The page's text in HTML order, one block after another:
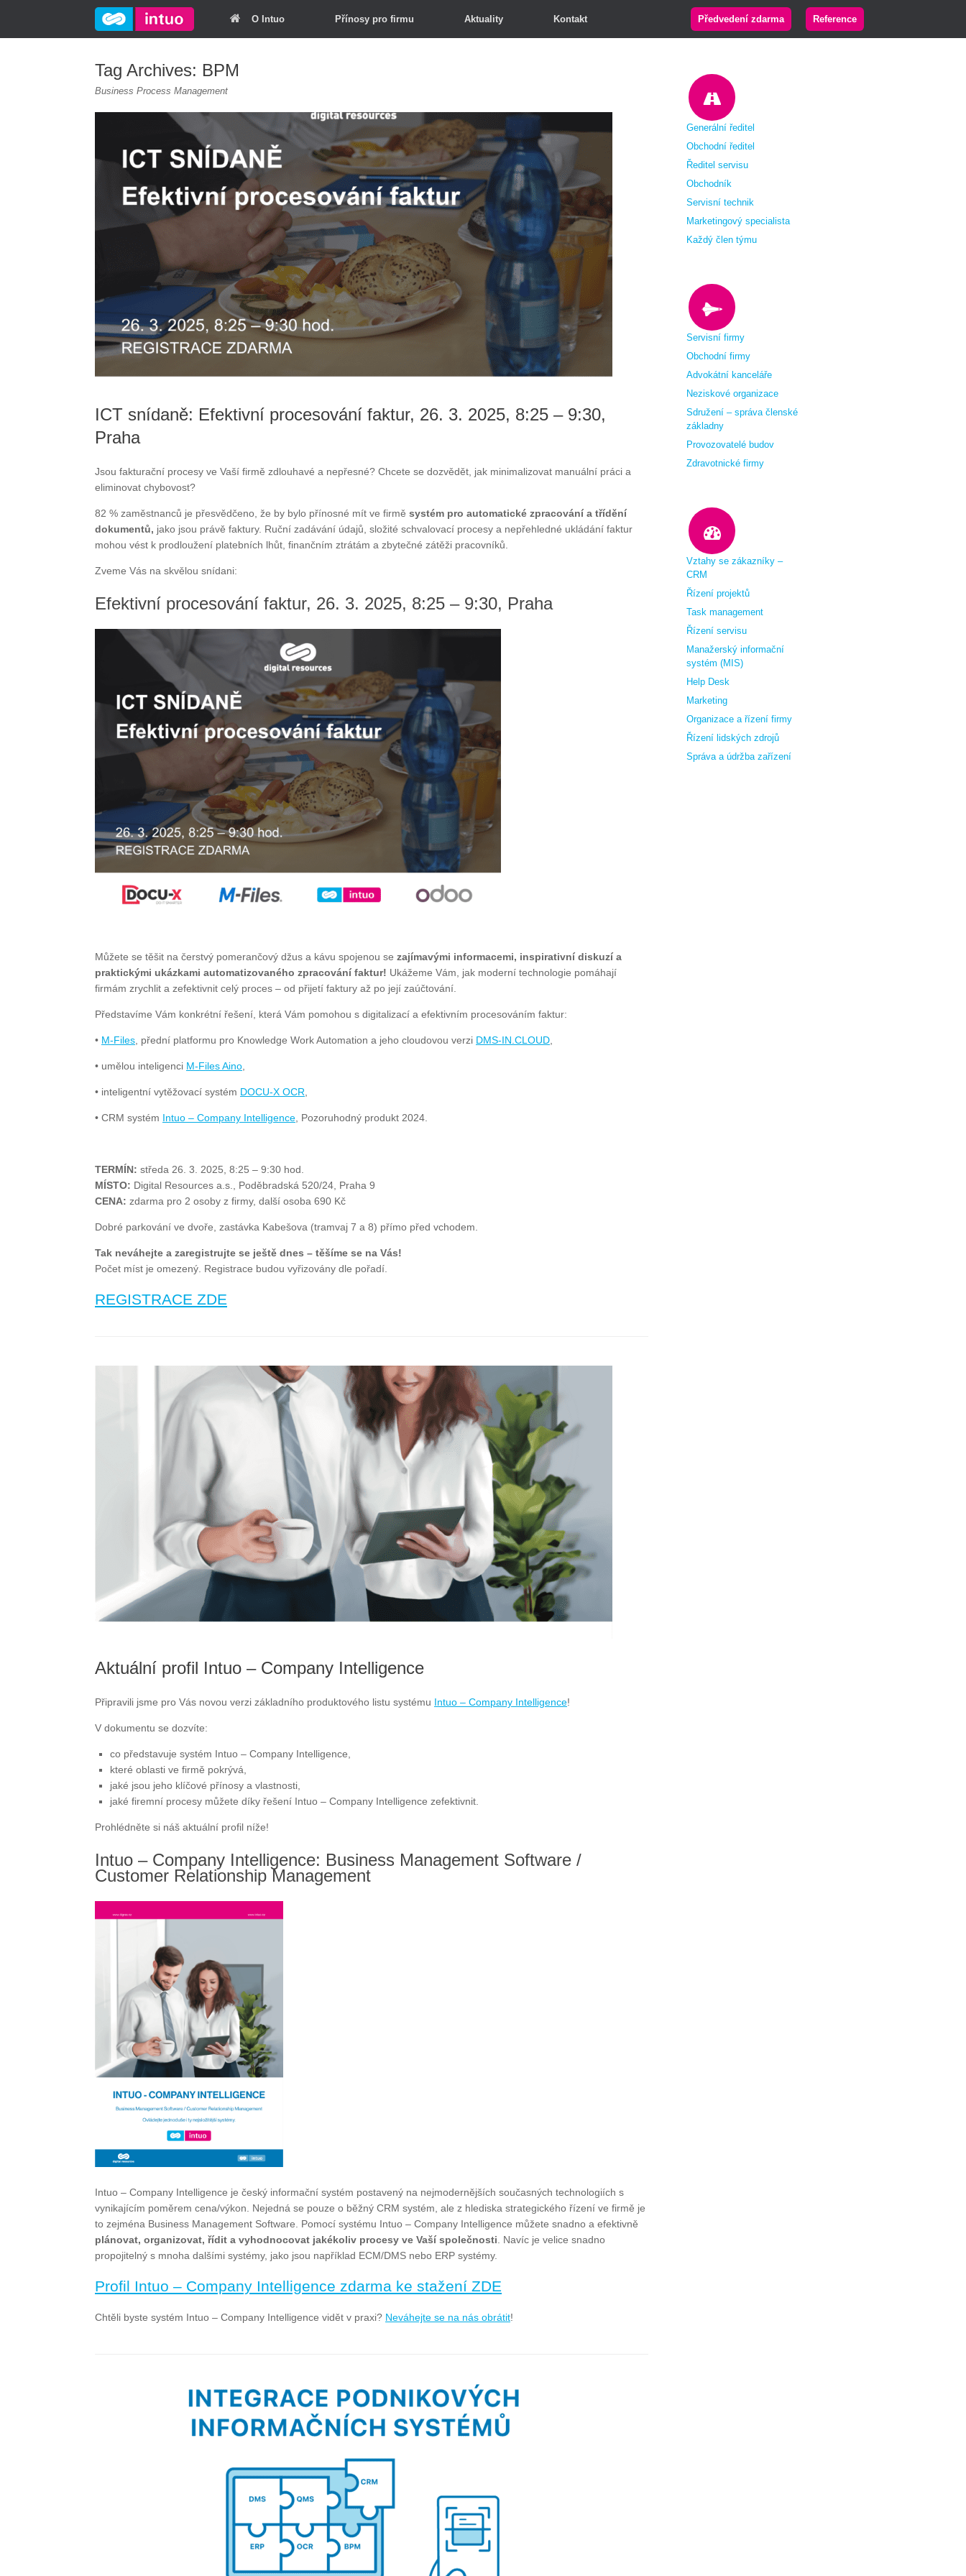
O Intuo Přínosy pro firmu Aktuality Kontakt Reference
Předvedení zdarma
Tag Archives: BPM
Business Process Management
ICT snídaně: Efektivní procesování faktur, 26. 3. 2025, 8:25 – 9:30,
Praha
Jsou fakturační procesy ve Vaší firmě zdlouhavé a nepřesné? Chcete se dozvědět, jak minimalizovat manuální práci a
eliminovat chybovost?
82 % zaměstnanců je přesvědčeno, že by bylo přínosné mít ve firmě systém pro automatické zpracování a třídění
dokumentů, jako jsou právě faktury. Ruční zadávání údajů, složité schvalovací procesy a nepřehledné ukládání faktur
mohou vést k prodloužení platebních lhůt, finančním ztrátám a zbytečné zátěži pracovníků.
Zveme Vás na skvělou snídani:
Efektivní procesování faktur, 26. 3. 2025, 8:25 – 9:30, Praha
Můžete se těšit na čerstvý pomerančový džus a kávu spojenou se zajímavými informacemi, inspirativní diskuzí a
praktickými ukázkami automatizovaného zpracování faktur! Ukážeme Vám, jak moderní technologie pomáhají
firmám zrychlit a zefektivnit celý proces – od přijetí faktury až po její zaúčtování.
Představíme Vám konkrétní řešení, která Vám pomohou s digitalizací a efektivním procesováním faktur:
• M-Files , přední platformu pro Knowledge Work Automation a jeho cloudovou verzi DMS-IN.CLOUD
• umělou inteligenci M-Files Aino
• inteligentní vytěžovací systém DOCU-X OCR
• CRM systém Intuo – Company Intelligence , Pozoruhodný produkt 2024.
TERMÍN: středa 26. 3. 2025, 8:25 – 9:30 hod.
MÍSTO: Digital Resources a.s., Poděbradská 520/24, Praha 9
CENA: zdarma pro 2 osoby z firmy, další osoba 690 Kč
Dobré parkování ve dvoře, zastávka Kabešova (tramvaj 7 a 8) přímo před vchodem.
Tak neváhejte a zaregistrujte se ještě dnes – těšíme se na Vás!
Počet míst je omezený. Registrace budou vyřizovány dle pořadí.
REGISTRACE ZDE
Aktuální profil Intuo – Company Intelligence
Připravili jsme pro Vás novou verzi základního produktového listu systému Intuo – Company Intelligence!
V dokumentu se dozvíte:
co představuje systém Intuo – Company Intelligence,
které oblasti ve firmě pokrývá,
jaké jsou jeho klíčové přínosy a vlastnosti,
jaké firemní procesy můžete díky řešení Intuo – Company Intelligence zefektivnit.
Prohlédněte si náš aktuální profil níže!
Intuo – Company Intelligence: Business Management Software /
Customer Relationship Management
Intuo – Company Intelligence je český informační systém postavený na nejmodernějších současných technologiích s
vynikajícím poměrem cena/výkon. Nejedná se pouze o běžný CRM systém, ale z hlediska strategického řízení ve firmě je
to zejména Business Management Software. Pomocí systému Intuo – Company Intelligence můžete snadno a efektivně
plánovat, organizovat, řídit a vyhodnocovat jakékoliv procesy ve Vaší společnosti. Navíc je velice snadno
propojitelný s mnoha dalšími systémy, jako jsou například ECM/DMS nebo ERP systémy.
Profil Intuo – Company Intelligence zdarma ke stažení ZDE
Chtěli byste systém Intuo – Company Intelligence vidět v praxi? Neváhejte se na nás obrátit!
Generální ředitel
Obchodní ředitel
Ředitel servisu
Obchodník
Servisní technik
Marketingový specialista
Každý člen týmu
Servisní firmy
Obchodní firmy
Advokátní kanceláře
Neziskové organizace
Sdružení – správa členské
základny
Provozovatelé budov
Zdravotnické firmy
Vztahy se zákazníky –
CRM
Řízení projektů
Task management
Řízení servisu
Manažerský informační
systém (MIS)
Help Desk
Marketing
Organizace a řízení firmy
Řízení lidských zdrojů
Správa a údržba zařízení